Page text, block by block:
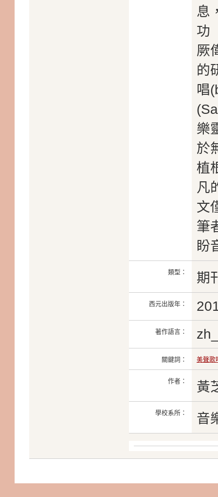
息
功
厥
的
唱
樂
於
植
凡
文
筆
盼
類型： 期
西元出版年：
著作語言：
關鍵詞： 美聲歌
作者： 黃
學校系所： 音